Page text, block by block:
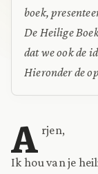
boek,
De Heilige
dat we ook de
Hieronder de
A rjen,
Ik hou van je